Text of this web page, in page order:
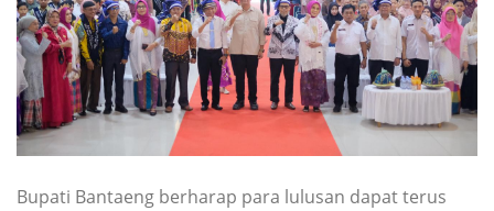
Bupati Bantaeng berharap para lulusan dapat terus